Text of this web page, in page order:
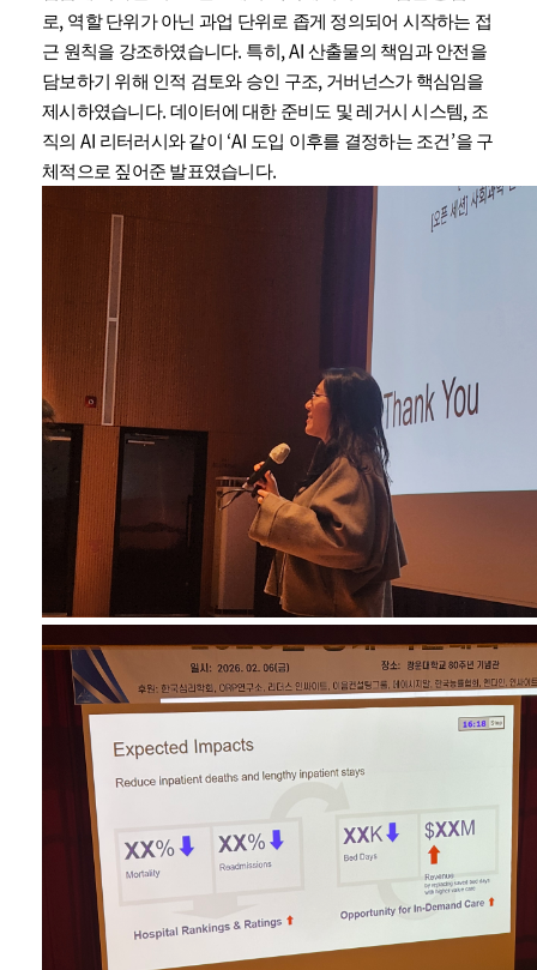
로, 역할 단위가 아닌 과업 단위로 좁게 정의되어 시작하는 접
근 원칙을 강조하였습니다. 특히 , AI 산출물의 책임과 안전을
담보하기 위해 인적 검토와 승인 구조, 거버넌스가 핵심임을
제시하였습니다. 데이터에 대한 준비도 및 레거시 시스템, 조
직의 AI 리터러시와 같이 ‘AI 도입 이후를 결정하는 조건 ’을 구
체적으로 짚어준 발표였습니다.